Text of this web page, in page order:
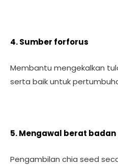
4. Sumber forforus
Membantu mengekalkan
serta baik untuk
5. Mengawal berat badan
Pengambilan chia seed